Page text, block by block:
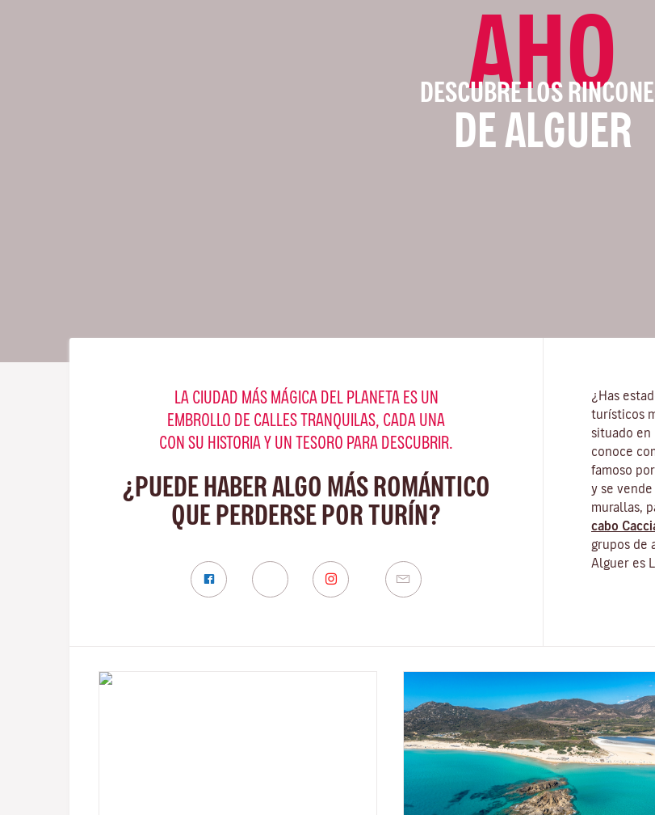
AHO
DESCUBRE LOS
DE ALGUER
LA CIUDAD MÁS MÁGICA DEL PLANETA ES UN
EMBROLLO DE CALLES TRANQUILAS, CADA UNA
CON SU HISTORIA Y UN TESORO PARA DESCUBRIR.
¿PUEDE HABER ALGO MÁS ROMÁNTICO
QUE PERDERSE POR TURÍN?
¿Has
turísticos
situado en
conoce
famoso
y se
murallas,
cabo
grupos de
Alguer es